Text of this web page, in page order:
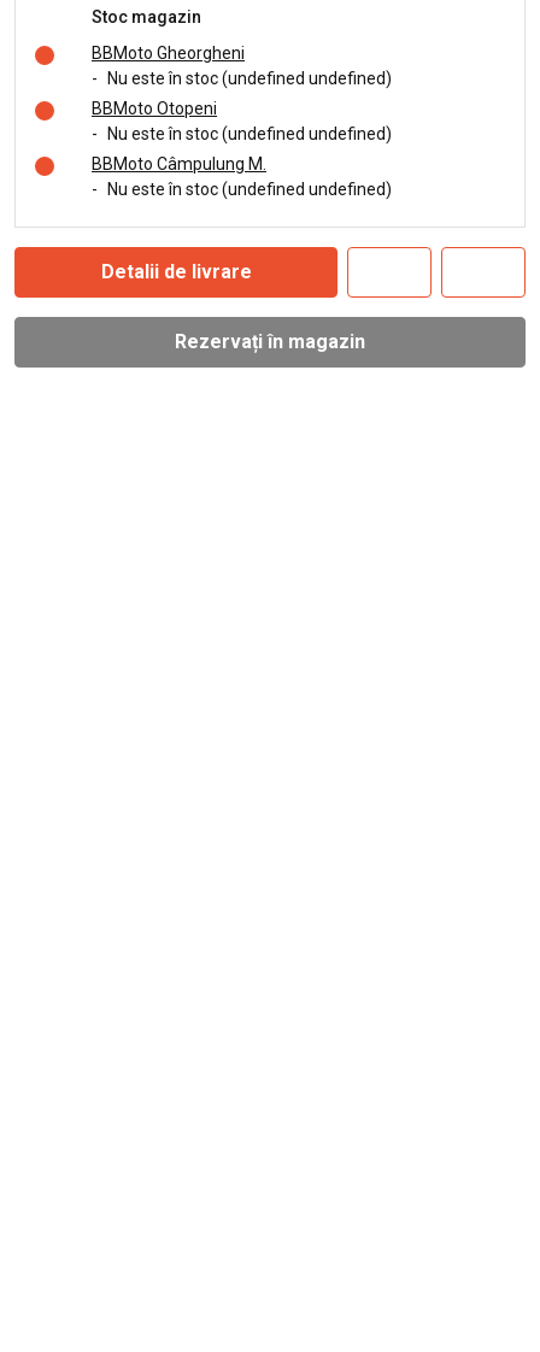
Stoc magazin
BBMoto Gheorgheni
-
Nu este în stoc (undefined undefined)
BBMoto Otopeni
-
Nu este în stoc (undefined undefined)
BBMoto Câmpulung M.
-
Nu este în stoc (undefined undefined)
Detalii de livrare
Rezervați în magazin